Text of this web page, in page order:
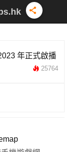
年正式啟播
25764